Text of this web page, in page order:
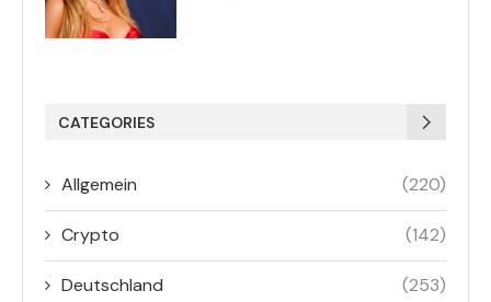
CATEGORIES
Allgemein (220)
Crypto (142)
Deutschland (253)